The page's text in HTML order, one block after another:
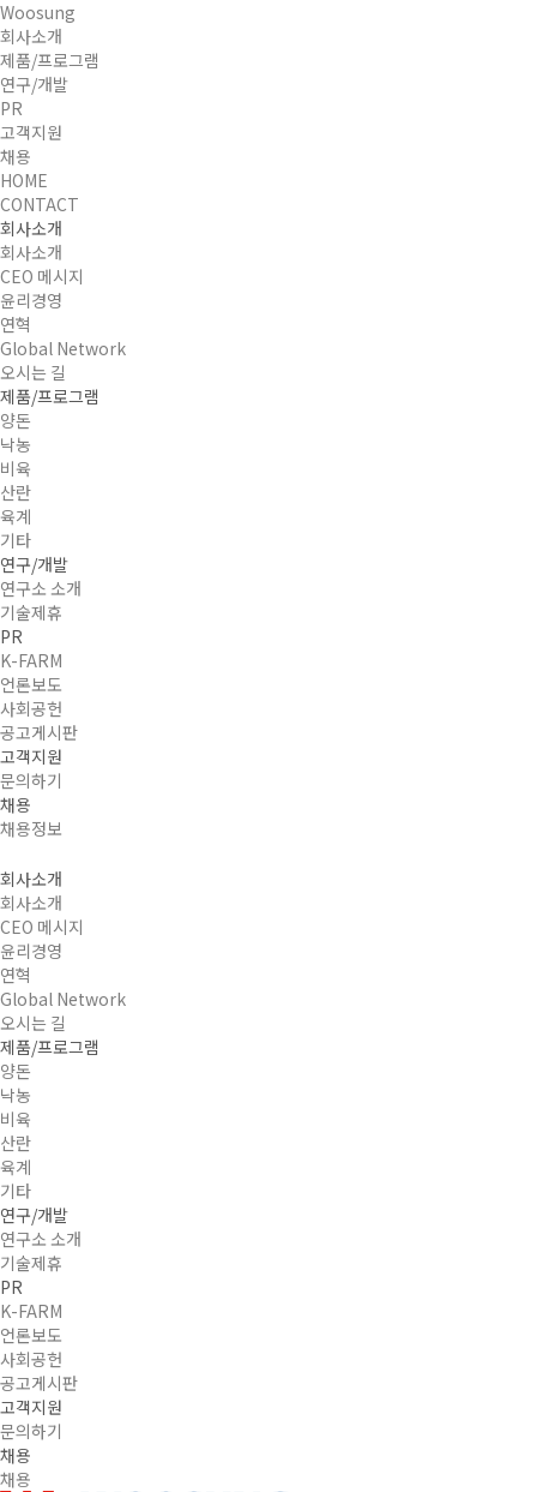
Woosung
회사소개
제품/프로그램
연구/개발
PR
고객지원
채용
HOME
CONTACT
회사소개
회사소개
CEO 메시지
윤리경영
연혁
Global Network
오시는 길
제품/프로그램
양돈
낙농
비육
산란
육계
기타
연구/개발
연구소 소개
기술제휴
PR
K-FARM
언론보도
사회공헌
공고게시판
고객지원
문의하기
채용
채용정보
회사소개
회사소개
CEO 메시지
윤리경영
연혁
Global Network
오시는 길
제품/프로그램
양돈
낙농
비육
산란
육계
기타
연구/개발
연구소 소개
기술제휴
PR
K-FARM
언론보도
사회공헌
공고게시판
고객지원
문의하기
채용
채용